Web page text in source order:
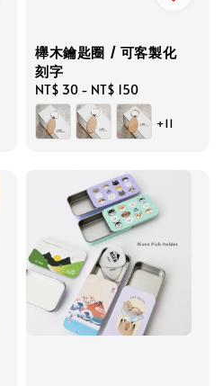
櫸木鑰匙圈 / 可客製化
刻字
Regular
price
NT$ 30 - NT$ 150
+11